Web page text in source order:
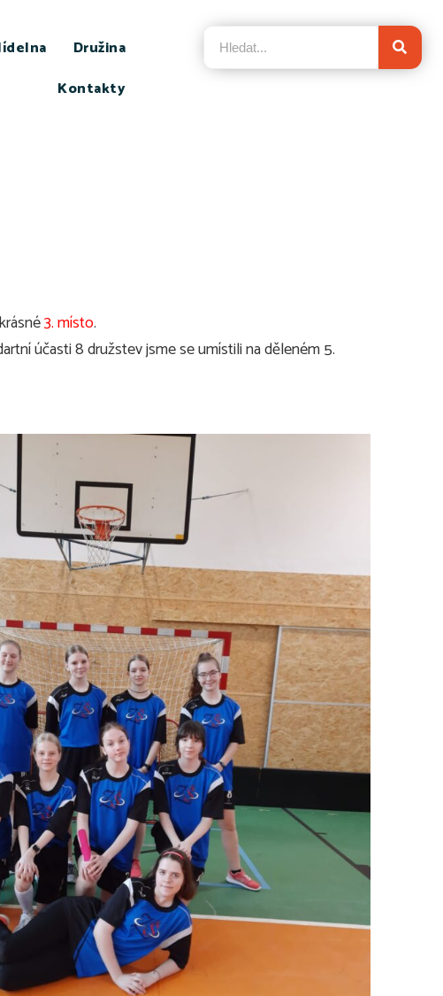
Družina
Kontakty
3. místo.
účasti 8 družstev jsme se umístili na děleném 5.